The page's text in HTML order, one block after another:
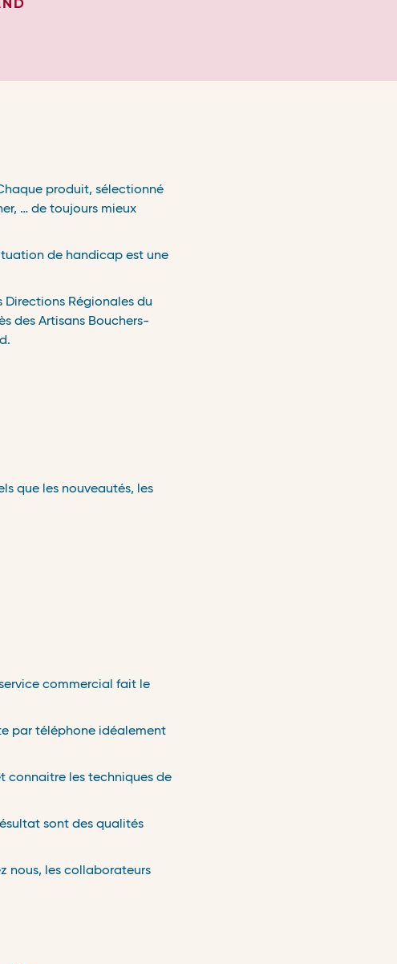
produit, sélectionné
… de toujours mieux
de handicap est une
Directions Régionales du
des Artisans Bouchers-
que les nouveautés, les
commercial fait le
par téléphone idéalement
connaitre les techniques de
sont des qualités
nous, les collaborateurs